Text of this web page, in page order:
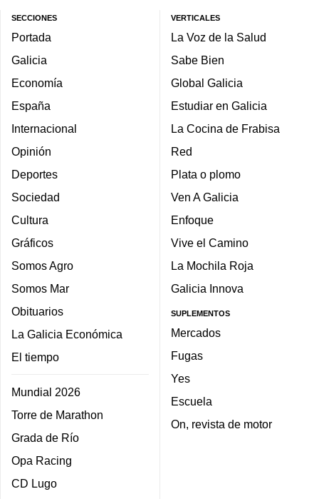
SECCIONES
Portada
Galicia
Economía
España
Internacional
Opinión
Deportes
Sociedad
Cultura
Gráficos
Somos Agro
Somos Mar
Obituarios
La Galicia Económica
El tiempo
Mundial 2026
Torre de Marathon
Grada de Río
Opa Racing
CD Lugo
VERTICALES
La Voz de la Salud
Sabe Bien
Global Galicia
Estudiar en Galicia
La Cocina de Frabisa
Red
Plata o plomo
Ven A Galicia
Enfoque
Vive el Camino
La Mochila Roja
Galicia Innova
SUPLEMENTOS
Mercados
Fugas
Yes
Escuela
On, revista de motor